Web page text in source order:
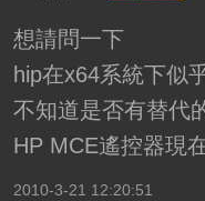
想請問一下
hip在x64系統下似
不知道是否有替代
HP MCE遙控器現
2010-3-21 12:20:51